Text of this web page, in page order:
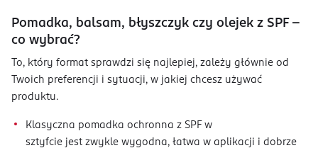
Pomadka, balsam, błyszczyk czy olejek z SPF -
co wybrać?
To, który format sprawdzi się najlepiej, zależy głównie od
Twoich preferencji i sytuacji, w jakiej chcesz używać
produktu.
Klasyczna pomadka ochronna z SPF w
sztyfcie jest zwykle wygodna, łatwa w aplikacji i dobrze